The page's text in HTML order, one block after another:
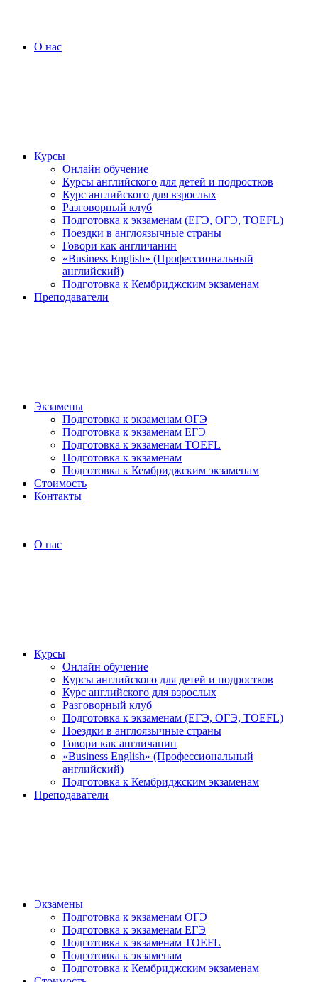
О нас
Курсы
Онлайн обучение
Курсы английского для детей и подростков
Курс английского для взрослых
Разговорный клуб
Подготовка к экзаменам (ЕГЭ, ОГЭ, TOEFL)
Поездки в англоязычные страны
Говори как англичанин
«Business English» (Профессиональный
английский)
Подготовка к Кембриджским экзаменам
Преподаватели
Экзамены
Подготовка к экзаменам ОГЭ
Подготовка к экзаменам ЕГЭ
Подготовка к экзаменам TOEFL
Подготовка к экзаменам
Подготовка к Кембриджским экзаменам
Стоимость
Контакты
О нас
Курсы
Онлайн обучение
Курсы английского для детей и подростков
Курс английского для взрослых
Разговорный клуб
Подготовка к экзаменам (ЕГЭ, ОГЭ, TOEFL)
Поездки в англоязычные страны
Говори как англичанин
«Business English» (Профессиональный
английский)
Подготовка к Кембриджским экзаменам
Преподаватели
Экзамены
Подготовка к экзаменам ОГЭ
Подготовка к экзаменам ЕГЭ
Подготовка к экзаменам TOEFL
Подготовка к экзаменам
Подготовка к Кембриджским экзаменам